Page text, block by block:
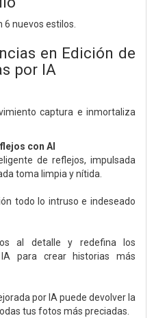
nuevos estilos.
en Edición de
por IA
captura e inmortaliza
con AI
de reflejos, impulsada
toma limpia y nítida.
todo lo intruso e indeseado
al detalle y redefina los
para crear historias más
por IA puede devolver la
tus fotos más preciadas.